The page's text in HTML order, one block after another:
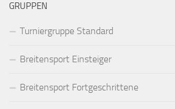
GRUPPEN
Turniergruppe Standard
Breitensport Einsteiger
Breitensport Fortgeschrittene